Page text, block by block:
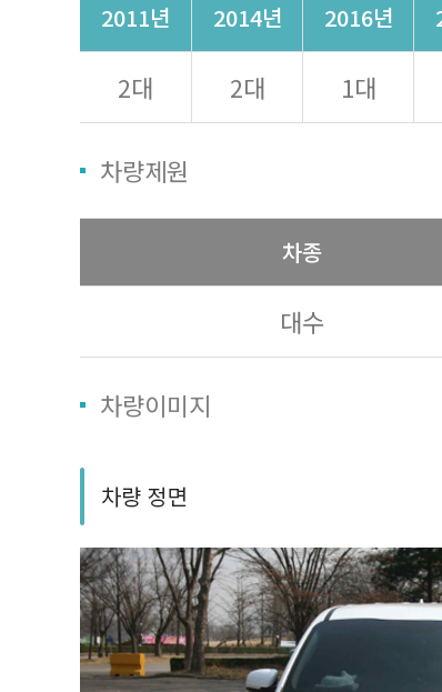
2011년 2014년 2016년
2대 2대 1대
차량제원
차종
대수
차량이미지